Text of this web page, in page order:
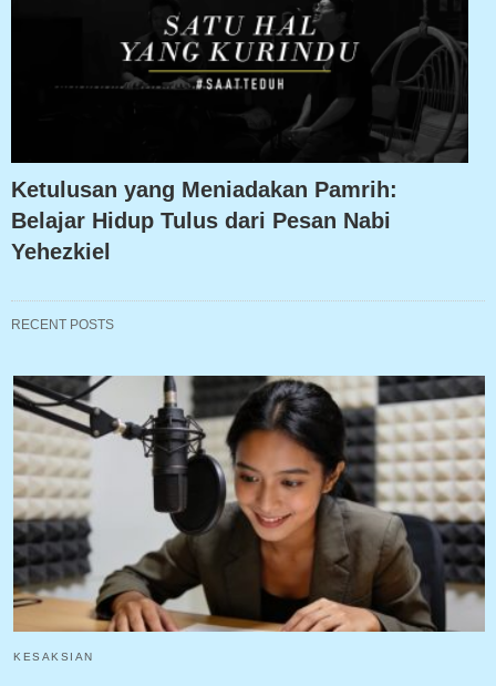
Ketulusan yang Meniadakan Pamrih:
Belajar Hidup Tulus dari Pesan Nabi
Yehezkiel
RECENT POSTS
KESAKSIAN